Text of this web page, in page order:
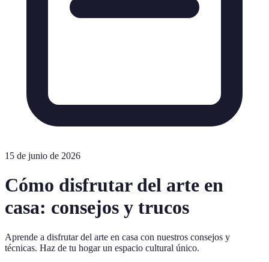
15 de junio de 2026
Cómo disfrutar del arte en
casa: consejos y trucos
Aprende a disfrutar del arte en casa con nuestros consejos y
técnicas. Haz de tu hogar un espacio cultural único.